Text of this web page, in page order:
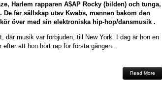
Harlem rapparen A$AP Rocky (bilden) och tunga,
får sällskap utav Kwabs, mannen bakom den
över med sin elektroniska hip-hop/dansmusik .
där musik var förbjuden, till New York. I dag är hon en
att hon hört rap för första gången...
Read More